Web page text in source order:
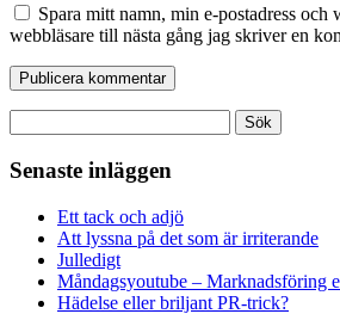
Spara mitt namn, min e-postadress och
webbläsare till nästa gång jag skriver en
efter:
Senaste inläggen
Ett tack och adjö
Att lyssna på det som är irriterande
Julledigt
Måndagsyoutube – Marknadsföring
Hädelse eller briljant PR-trick?